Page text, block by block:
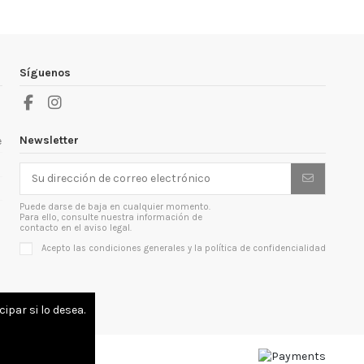
Síguenos
Newsletter
Puede darse de baja en cualquier momento.
Para ello, consulte nuestra información de
contacto en el aviso legal.
Acepto las condiciones generales y la política de confidencialidad
si lo desea.